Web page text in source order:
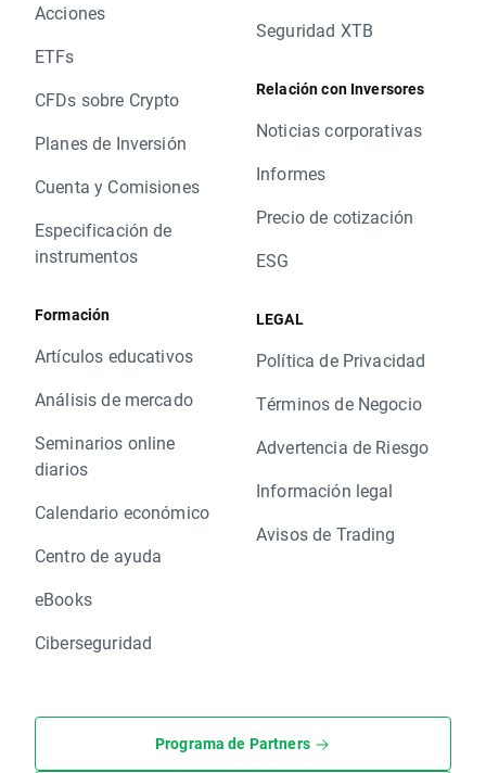
Acciones
ETFs
CFDs sobre Crypto
Planes de Inversión
Cuenta y Comisiones
Especificación de
instrumentos
Formación
Artículos educativos
Análisis de mercado
Seminarios online
diarios
Calendario económico
Centro de ayuda
eBooks
Ciberseguridad
Seguridad XTB
Relación con Inversores
Noticias corporativas
Informes
Precio de cotización
ESG
LEGAL
Política de Privacidad
Términos de Negocio
Advertencia de Riesgo
Información legal
Avisos de Trading
Programa de Partners